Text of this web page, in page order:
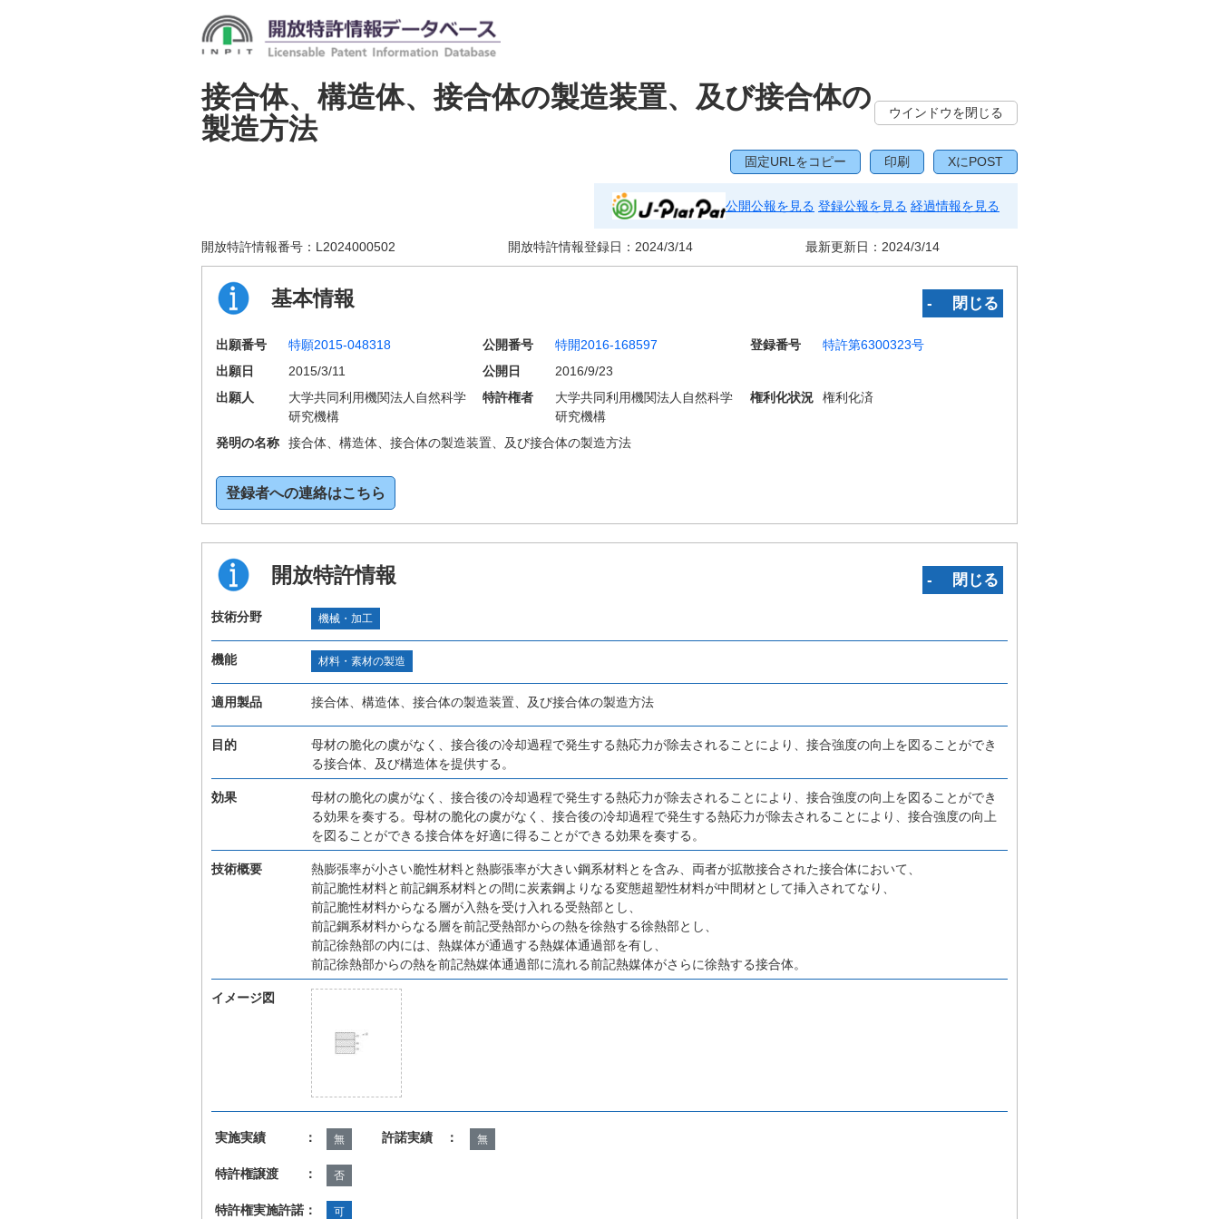
接合体、構造体、接合体の製造装置、及び接合体の
製造方法
ウインドウを閉じる
固定URLをコピー 印刷 XにPOST
公開公報を見る 登録公報を見る 経過情報を見る
開放特許情報番号： L2024000502 開放特許情報登録日： 2024/3/14 最新更新日： 2024/3/14
基本情報 ‐ 閉じる
出願番号 特願2015-048318 公開番号 特開2016-168597 登録番号
特許第6300323号
出願日
2015/3/11 公開日
2016/9/23
出願人
大学共同利用機関法人自然科学
研究機構
特許権者
大学共同利用機関法人自然科学
研究機構
権利化状況 権利化済
発明の名称 接合体、構造体、接合体の製造装置、及び接合体の製造方法
登録者への連絡はこちら
開放特許情報 ‐ 閉じる
技術分野 機械・加工
機能 材料・素材の製造
適用製品 接合体、構造体、接合体の製造装置、及び接合体の製造方法
目的
母材の脆化の虞がなく、接合後の冷却過程で発生する熱応力が除去されることにより、接合強度の向上を図ることができ
る接合体、及び構造体を提供する。
効果
母材の脆化の虞がなく、接合後の冷却過程で発生する熱応力が除去されることにより、接合強度の向上を図ることができ
る効果を奏する。母材の脆化の虞がなく、接合後の冷却過程で発生する熱応力が除去されることにより、接合強度の向上
を図ることができる接合体を好適に得ることができる効果を奏する。
技術概要
熱膨張率が小さい脆性材料と熱膨張率が大きい鋼系材料とを含み、両者が拡散接合された接合体において、
前記脆性材料と前記鋼系材料との間に炭素鋼よりなる変態超塑性材料が中間材として挿入されてなり、
前記脆性材料からなる層が入熱を受け入れる受熱部とし、
前記鋼系材料からなる層を前記受熱部からの熱を徐熱する徐熱部とし、
前記徐熱部の内には、熱媒体が通過する熱媒体通過部を有し、
前記徐熱部からの熱を前記熱媒体通過部に流れる前記熱媒体がさらに徐熱する接合体。
イメージ図
実施実績 ： 無 許諾実績 ： 無
特許権譲渡 ： 否
特許権実施許諾： 可